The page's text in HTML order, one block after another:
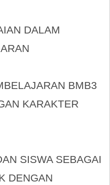
DALAM
BMB3
KARAKTER
SISWA SEBAGAI
DENGAN